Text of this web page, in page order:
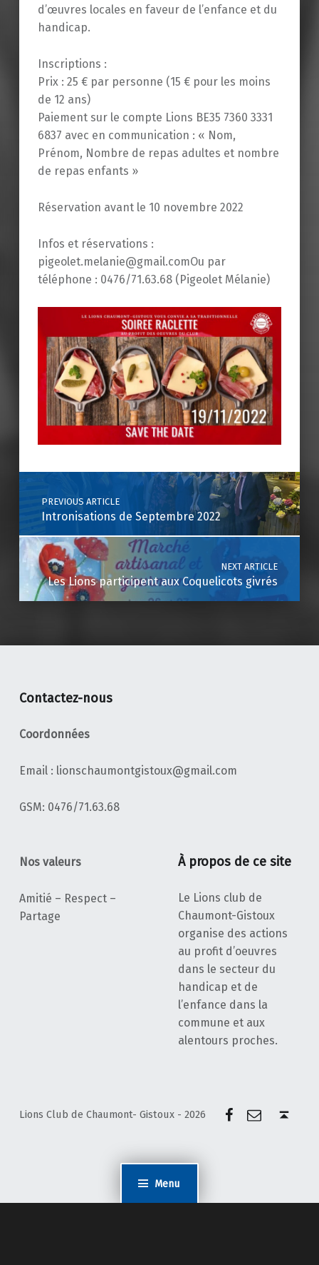
Menu
d’œuvres locales en faveur de l’enfance et du
handicap.
Inscriptions :
Prix : 25 € par personne (15 € pour les moins
de 12 ans)
Paiement sur le compte Lions BE35 7360 3331
6837 avec en communication : « Nom,
Prénom, Nombre de repas adultes et nombre
de repas enfants »
Réservation avant le 10 novembre 2022
Infos et réservations :
pigeolet.melanie@gmail.comOu par
téléphone : 0476/71.63.68 (Pigeolet Mélanie)
Skip back to main navigation
Post navigation
PREVIOUS ARTICLE
Intronisations de Septembre 2022
NEXT ARTICLE
Les Lions participent aux Coquelicots givrés
Contactez-nous
Coordonnées
Email : lionschaumontgistoux@gmail.com
‭GSM: 0476/71.63.68‬
Nos valeurs
Amitié – Respect –
Partage
À propos de ce site
Le Lions club de
Chaumont-Gistoux
organise des actions
au profit d’oeuvres
dans le secteur du
handicap et de
l’enfance dans la
commune et aux
alentours proches.
Lions Club de Chaumont- Gistoux - 2026